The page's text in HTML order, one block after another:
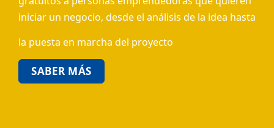
ES
CAT
iniciar un negocio, desde el análisis de la idea hasta
la puesta en marcha del proyecto
SABER MÁS